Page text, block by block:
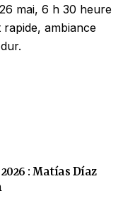
mai, 6 h 30 heure
ambiance
: Matías Díaz